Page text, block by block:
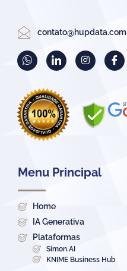
contato@hupdata.com
Menu Principal
Home
IA Generativa
Plataformas
Simon.AI
KNIME Business Hub